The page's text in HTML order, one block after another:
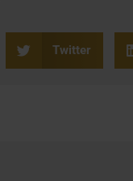
Twitter